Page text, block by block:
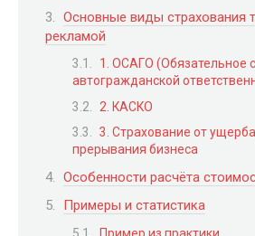
Основные виды страхования
рекламой
1. ОСАГО (Обязательное
автогражданской
2. КАСКО
3. Страхование от
прерывания бизнеса
Особенности расчёта
Примеры и статистика